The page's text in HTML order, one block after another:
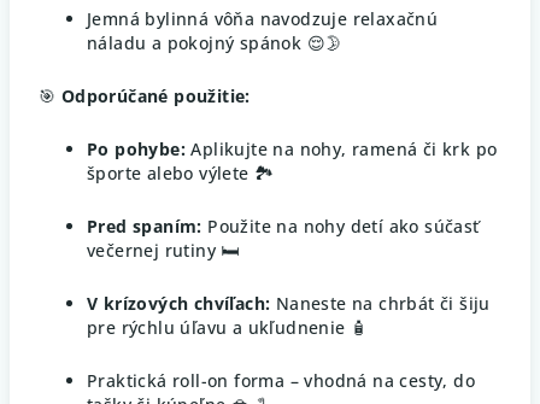
Jemná bylinná vôňa navodzuje relaxačnú
náladu a pokojný spánok 😌🌛
🎯 Odporúčané použitie:
Po pohybe: Aplikujte na nohy, ramená či krk po
športe alebo výlete 🏞️
Pred spaním: Použite na nohy detí ako súčasť
večernej rutiny 🛏️
V krízových chvíľach: Naneste na chrbát či šiju
pre rýchlu úľavu a ukľudnenie 🧴
Praktická roll-on forma – vhodná na cesty, do